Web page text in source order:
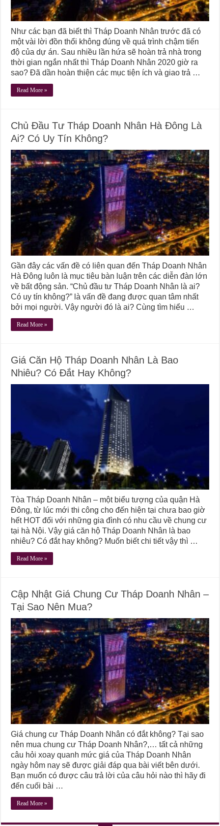
Như các bạn đã biết thì Tháp Doanh Nhân trước đã có
một vài lời đồn thổi không đúng về quá trình chậm tiến
độ của dự án. Sau nhiều lần hứa sẽ hoàn trả nhà trong
thời gian ngắn nhất thì Tháp Doanh Nhân 2020 giờ ra
sao? Đã dần hoàn thiện các mục tiện ích và giao trả …
Read More »
Chủ Đầu Tư Tháp Doanh Nhân Hà Đông Là
Ai? Có Uy Tín Không?
Gần đây các vấn đề có liên quan đến Tháp Doanh Nhân
Hà Đông luôn là mục tiêu bàn luận trên các diễn đàn lớn
về bất động sản. “Chủ đầu tư Tháp Doanh Nhân là ai?
Có uy tín không?” là vấn đề đang được quan tâm nhất
bởi mọi người. Vậy người đó là ai? Cùng tìm hiểu …
Read More »
Giá Căn Hộ Tháp Doanh Nhân Là Bao
Nhiêu? Có Đắt Hay Không?
Tòa Tháp Doanh Nhân – một biểu tượng của quận Hà
Đông, từ lúc mới thi công cho đến hiện tại chưa bao giờ
hết HOT đối với những gia đình có nhu cầu về chung cư
tại hà Nội. Vậy giá căn hộ Tháp Doanh Nhân là bao
nhiêu? Có đắt hay không? Muốn biết chi tiết vậy thì …
Read More »
Cập Nhật Giá Chung Cư Tháp Doanh Nhân –
Tại Sao Nên Mua?
Giá chung cư Tháp Doanh Nhân có đắt không? Tại sao
nên mua chung cư Tháp Doanh Nhân?,… tất cả những
câu hỏi xoay quanh mức giá của Tháp Doanh Nhân
ngày hôm nay sẽ được giải đáp qua bài viết bên dưới.
Bạn muốn có được câu trả lời của câu hỏi nào thì hãy đi
đến cuối bài …
Read More »